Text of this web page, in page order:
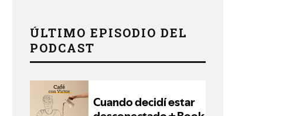
ÚLTIMO EPISODIO DEL
PODCAST